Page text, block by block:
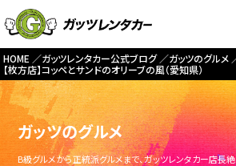
HOME ガッツレンタカー公式ブログ
ガッツのグルメ
【枚方店】コッペとサンドのオリーブの風（愛知県）
ガッツのグルメ
B級グルメから正統派グルメまで、ガッツレンタカー店長絶